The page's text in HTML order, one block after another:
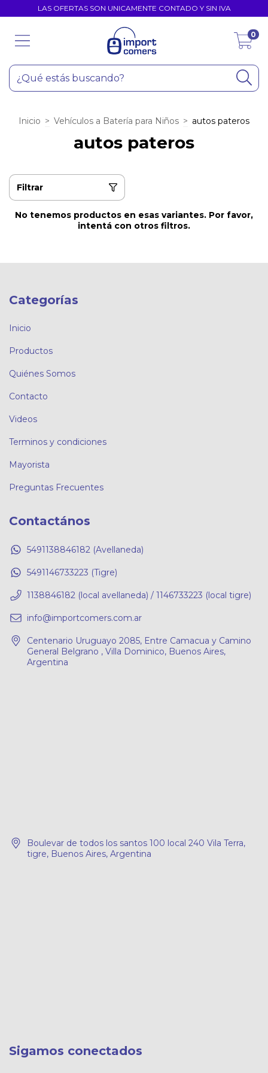
LAS OFERTAS SON UNICAMENTE CONTADO Y SIN IVA
0
Inicio > Vehículos a Batería para Niños > autos pateros
autos pateros
Filtrar
No tenemos productos en esas variantes. Por favor,
intentá con otros filtros.
Categorías
Inicio
Productos
Quiénes Somos
Contacto
Videos
Terminos y condiciones
Mayorista
Preguntas Frecuentes
Contactános
5491138846182 (Avellaneda)
5491146733223 (Tigre)
1138846182 (local avellaneda) / 1146733223 (local tigre)
info@importcomers.com.ar
Centenario Uruguayo 2085, Entre Camacua y Camino
General Belgrano , Villa Dominico, Buenos Aires,
Argentina
Boulevar de todos los santos 100 local 240 Vila Terra,
tigre, Buenos Aires, Argentina
Sigamos conectados